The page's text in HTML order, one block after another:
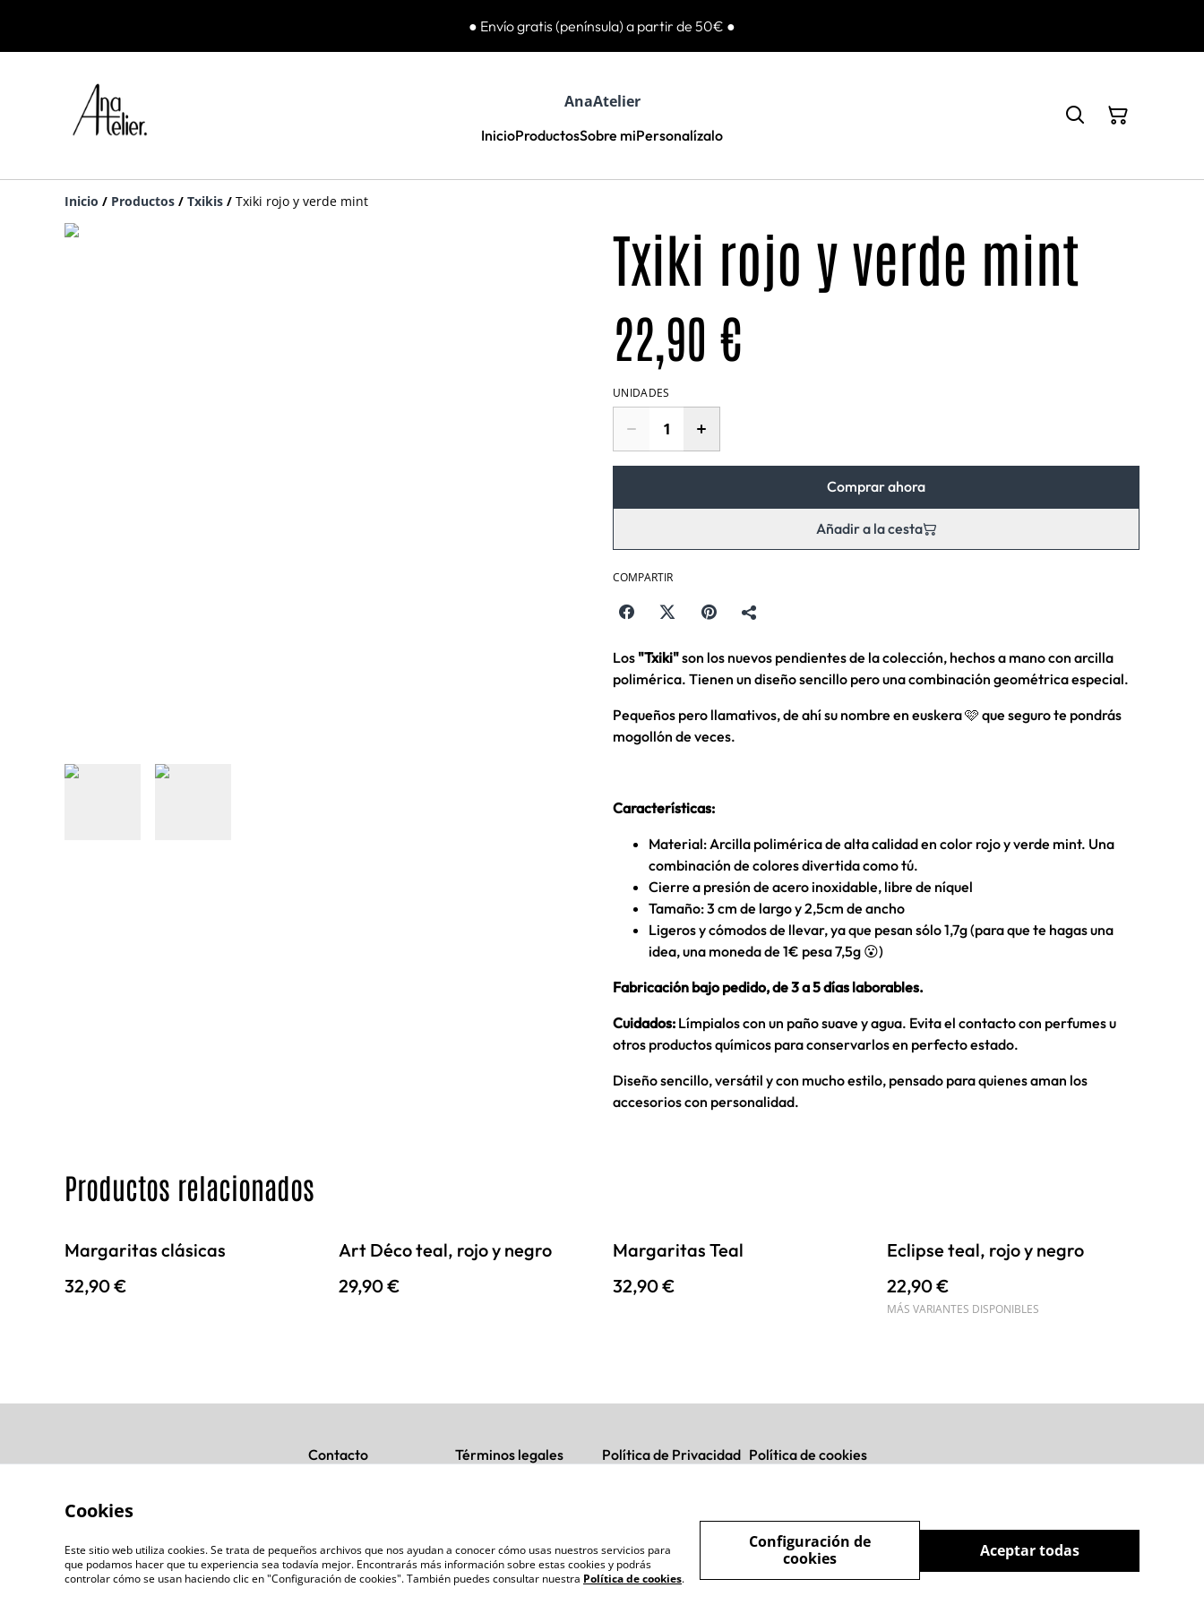
● Envío gratis (península) a partir de 50€ ●
AnaAtelier
InicioProductosSobre miPersonalízalo
Inicio / Productos / Txikis / Txiki rojo y verde mint
Txiki rojo y verde mint
22,90 €
UNIDADES
Comprar ahora
Añadir a la cesta
COMPARTIR
Los "Txiki"son los nuevos pendientes de la colección, hechos a mano con arcilla
polimérica. Tienen un diseño sencillo pero una combinación geométrica especial.
Pequeños pero llamativos, de ahí su nombre en euskera 🩷 que seguro te pondrás
mogollón de veces.
Características:
Material: Arcilla polimérica de alta calidad en color rojo y verde mint. Una
combinación de colores divertida como tú.
Cierre a presión de acero inoxidable, libre de níquel
Tamaño: 3 cm de largo y 2,5cm de ancho
Ligeros y cómodos de llevar, ya que pesan sólo 1,7g (para que te hagas una
idea, una moneda de 1€ pesa 7,5g 😮)
Fabricación bajo pedido, de 3 a 5 días laborables.
Cuidados: Límpialos con un paño suave y agua. Evita el contacto con perfumes u
otros productos químicos para conservarlos en perfecto estado.
Diseño sencillo, versátil y con mucho estilo, pensado para quienes aman los
accesorios con personalidad.
Productos relacionados
Margaritas clásicas
32,90 €
Art Déco teal, rojo y negro
29,90 €
Margaritas Teal
32,90 €
Eclipse teal, rojo y negro
22,90 €
MÁS VARIANTES DISPONIBLES
Contacto Términos legales Política de Privacidad Política de cookies
©2026 AnaAtelier
Cookies
Este sitio web utiliza cookies. Se trata de pequeños archivos que nos ayudan a conocer cómo usas nuestros servicios para
que podamos hacer que tu experiencia sea todavía mejor. Encontrarás más información sobre estas cookies y podrás
controlar cómo se usan haciendo clic en "Configuración de cookies". También puedes consultar nuestra Política de cookies.
Aceptar todas
Configuración de
cookies